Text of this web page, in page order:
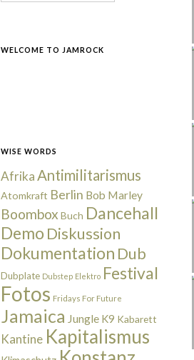
WELCOME TO JAMROCK
WISE WORDS
AfrikaAntimilitarismus
Atomkraft Berlin Bob Marley
Boombox Buch Dancehall
Demo Diskussion
Dokumentation Dub
Dubplate Dubstep Elektro Festival
Fotos Fridays For Future
Jamaica Jungle K9 Kabarett
Kantine Kapitalismus